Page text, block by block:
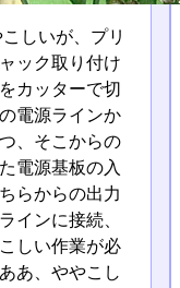
しいが、プリ
ック取り付け
カッターで切
電源ラインか
、そこからの
電源基板の入
らからの出力
インに接続、
しい作業が必
あ、ややこし